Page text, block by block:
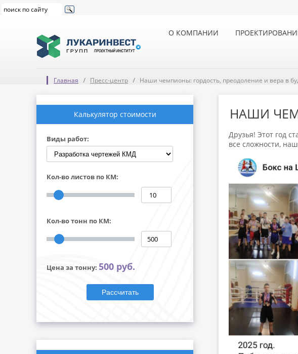
О КОМПАНИИ
Главная Пресс-центр Наши чемпионы: гордость, преодоление и вера в
Калькулятор стоимости
Виды работ:
Кол-во листов по КМ:
Кол-во тонн по КМ:
Цена за тонну: 500 руб.
Рассчитать
НАШИ
Друзья! Этот год
все сложности,